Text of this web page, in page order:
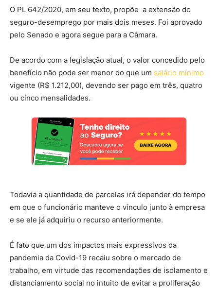
O PL 642/2020, em seu texto, propõe a extensão do
seguro-desemprego por mais dois meses. Foi aprovado
pelo Senado e agora segue para a Câmara.
De acordo com a legislação atual, o valor concedido pelo
benefício não pode ser menor do que um salário mínimo
vigente (R$ 1.212,00), devendo ser pago em três, quatro
ou cinco mensalidades.
Todavia a quantidade de parcelas irá depender do tempo
em que o funcionário manteve o vínculo junto à empresa
e se ele já adquiriu o recurso anteriormente.
É fato que um dos impactos mais expressivos da
pandemia da Covid-19 recaiu sobre o mercado de
trabalho, em virtude das recomendações de isolamento e
distanciamento social no intuito de evitar a proliferação